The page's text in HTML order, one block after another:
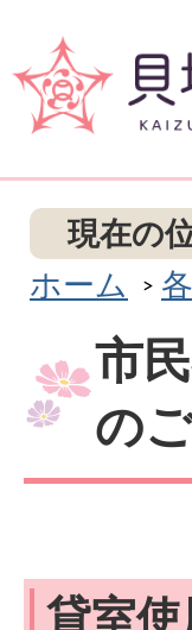
現在の
ホーム
市
の
貸室